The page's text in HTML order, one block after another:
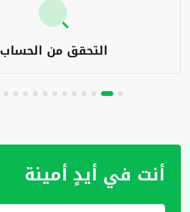
التحقق من الحساب
أنت في أيدٍ أمينة